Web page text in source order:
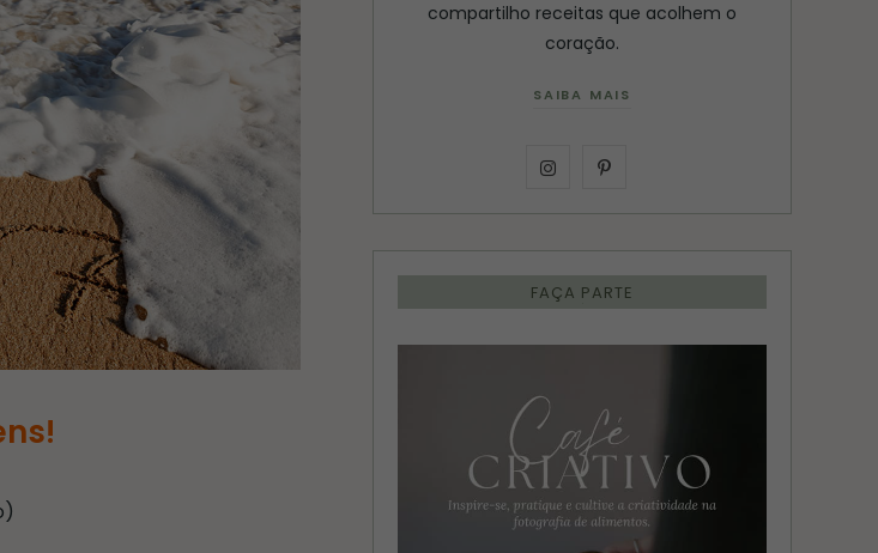
compartilho receitas que acolhem o
coração.
SAIBA MAIS
I
n
s
t
a
a
m
P
i
n
t
e
e
t
FAÇA PARTE